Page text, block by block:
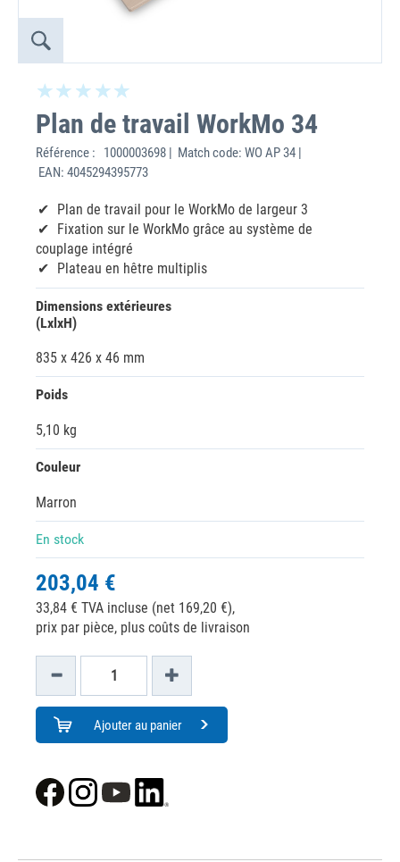
Plan de travail WorkMo 34
Référence :
1000003698 | Match code: WO AP 34 |
EAN: 4045294395773
Plan de travail pour le WorkMo de largeur 3
Fixation sur le WorkMo grâce au système de
couplage intégré
Plateau en hêtre multiplis
Dimensions extérieures
(LxlxH)
835 x 426 x 46 mm
Poids
5,10 kg
Couleur
Marron
En stock
203,04 €
33,84 € TVA incluse (net 169,20 €),
prix par pièce, plus coûts de livraison
Ajouter au panier